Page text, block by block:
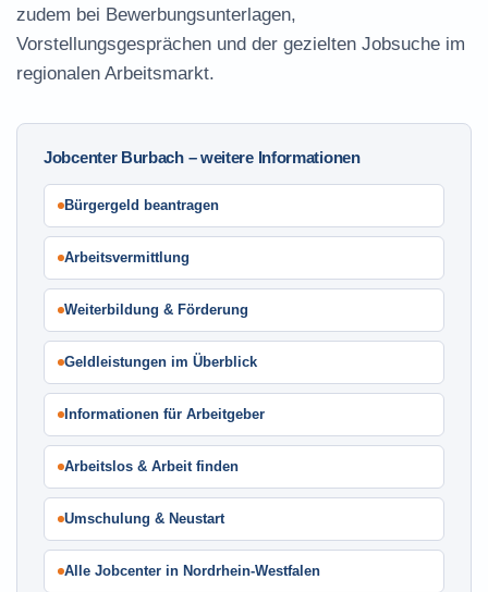
zudem bei Bewerbungsunterlagen,
Vorstellungsgesprächen und der gezielten Jobsuche im
regionalen Arbeitsmarkt.
Jobcenter Burbach – weitere Informationen
Bürgergeld beantragen
Arbeitsvermittlung
Weiterbildung & Förderung
Geldleistungen im Überblick
Informationen für Arbeitgeber
Arbeitslos & Arbeit finden
Umschulung & Neustart
Alle Jobcenter in Nordrhein-Westfalen